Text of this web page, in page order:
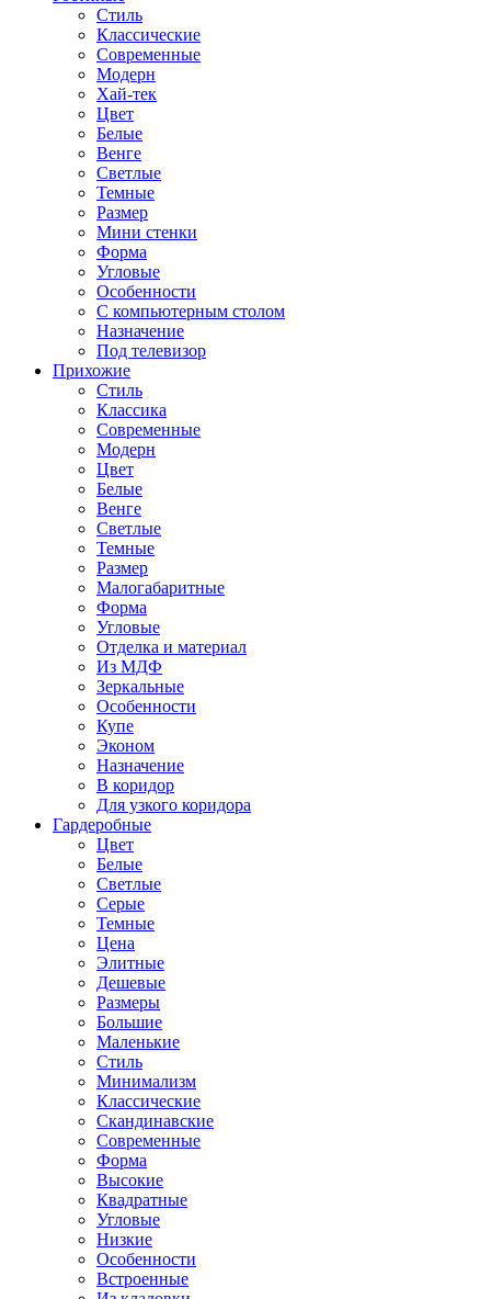
Стиль
Классические
Современные
Модерн
Хай-тек
Цвет
Белые
Венге
Светлые
Темные
Размер
Мини стенки
Форма
Угловые
Особенности
С компьютерным столом
Назначение
Под телевизор
Прихожие
Стиль
Классика
Современные
Модерн
Цвет
Белые
Венге
Светлые
Темные
Размер
Малогабаритные
Форма
Угловые
Отделка и материал
Из МДФ
Зеркальные
Особенности
Купе
Эконом
Назначение
В коридор
Для узкого коридора
Гардеробные
Цвет
Белые
Светлые
Серые
Темные
Цена
Элитные
Дешевые
Размеры
Большие
Маленькие
Стиль
Минимализм
Классические
Скандинавские
Современные
Форма
Высокие
Квадратные
Угловые
Низкие
Особенности
Встроенные